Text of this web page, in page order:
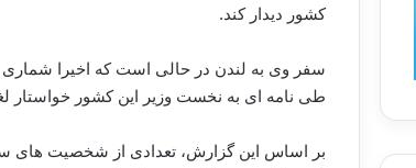
کشور دیدار کند.
سفر وی به لندن در حالی است که اخیرا
طی نامه ای به نخست وزیر این کشور
بر اساس این گزارش، تعدادی از شخصیت های